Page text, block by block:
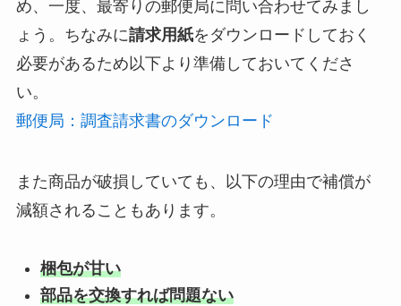
め、一度、最寄りの郵便局に問い合わせてみまし
ょう。ちなみに請求用紙をダウンロードしておく
必要があるため以下より準備しておいてくださ
い。
郵便局：調査請求書のダウンロード
また商品が破損していても、以下の理由で補償が
減額されることもあります。
梱包が甘い
部品を交換すれば問題ない